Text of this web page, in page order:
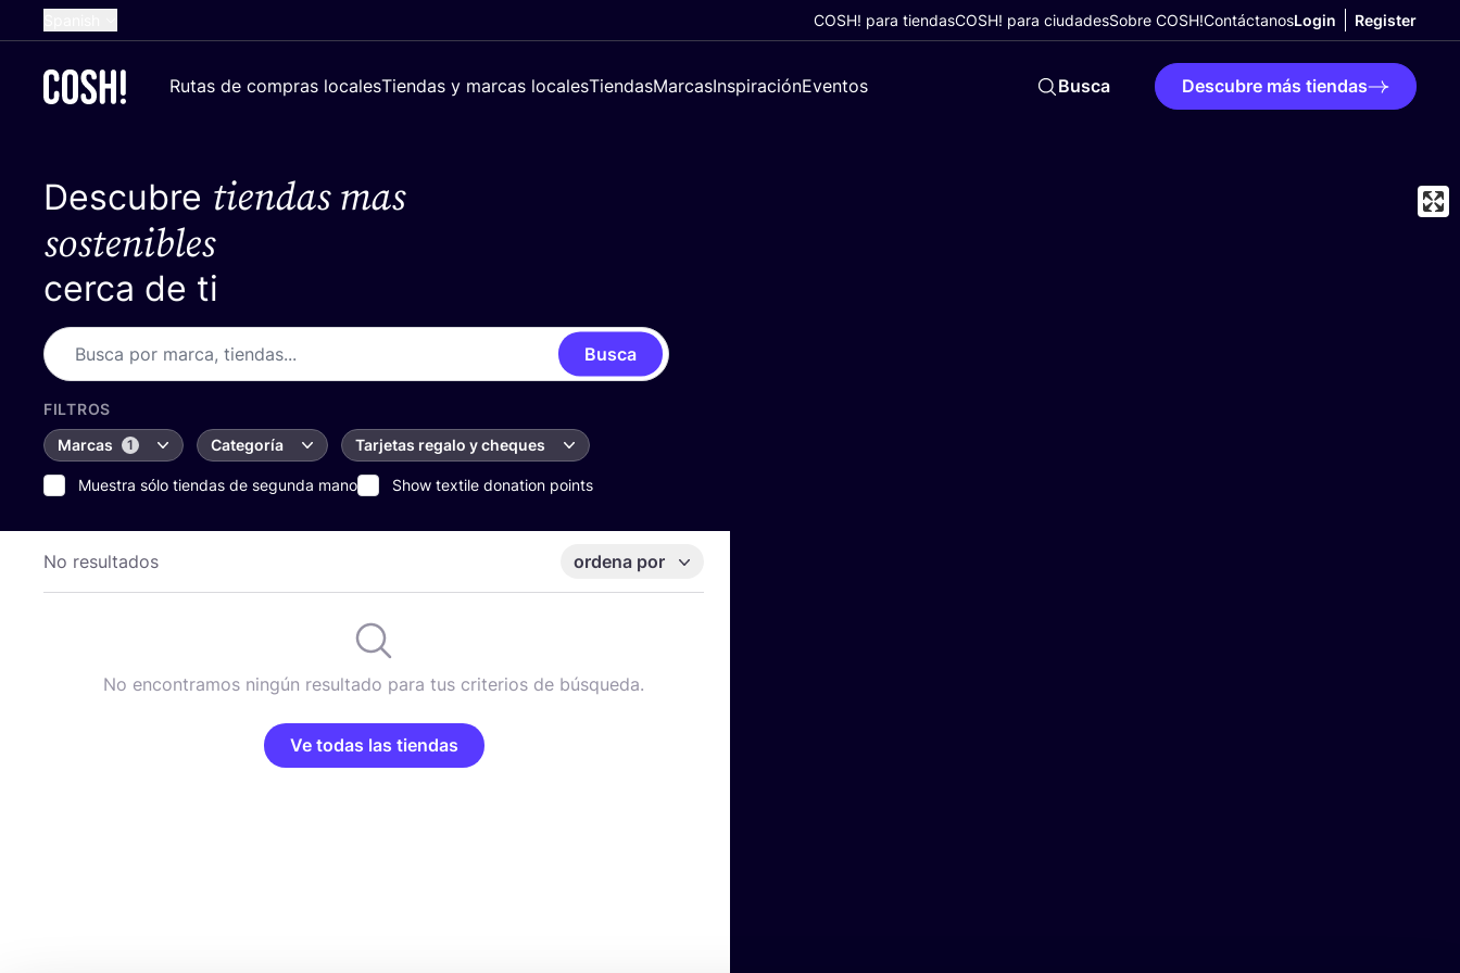
Dutch
German
COSH! para tiendasCOSH! para ciudadesSobre COSH!ContáctanosLogin Register
Rutas de compras localesTiendas y marcas localesTiendasMarcasInspiraciónEventos Busca Descubre más tiendas
Descubre tiendas mas
sostenibles
cerca de ti
Busca
FILTROS
Marcas
1 Categoría Tarjetas regalo y cheques
Muestra sólo tiendas de segunda mano Show textile donation points
No resultados ordena por
No encontramos ningún resultado para tus criterios de búsqueda.
Ve todas las tiendas